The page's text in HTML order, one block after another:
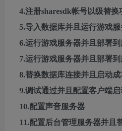
4.注册sharesdk帐号以级替换
5.导入数据库并且运行游戏
6.运行游戏服务器并且部署
7.运行游戏服务器并且部署
8.替换数据库连接并且启动成
9.调试通过并且配置客户端启
10.配置声音服务器
11.配置后台管理服务器并且